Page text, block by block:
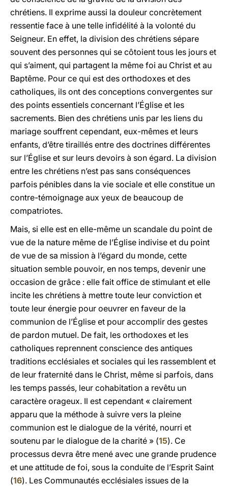
chrétiens. Il exprime aussi la douleur concrètement
ressentie face à une telle infidélité à la volonté du
Seigneur. En effet, la division des chrétiens sépare
souvent des personnes qui se côtoient tous les jours et
qui s’aiment, qui partagent la même foi au Christ et au
Baptême. Pour ce qui est des orthodoxes et des
catholiques, ils ont des conceptions convergentes sur
des points essentiels concernant l’Église et les
sacrements. Bien des chrétiens unis par les liens du
mariage souffrent cependant, eux-mêmes et leurs
enfants, d’être tiraillés entre des doctrines différentes
sur l’Église et sur leurs devoirs à son égard. La division
entre les chrétiens n’est pas sans conséquences
parfois pénibles dans la vie sociale et elle constitue un
contre-témoignage aux yeux de beaucoup de
compatriotes.
Mais, si elle est en elle-même un scandale du point de
vue de la nature même de l’Église indivise et du point
de vue de sa mission à l’égard du monde, cette
situation semble pouvoir, en nos temps, devenir une
occasion de grâce : elle fait office de stimulant et elle
incite les chrétiens à mettre toute leur conviction et
toute leur énergie pour oeuvrer en faveur de la
communion de l’Église et pour accomplir des gestes
de pardon mutuel. De fait, les orthodoxes et les
catholiques reprennent conscience des antiques
traditions ecclésiales et sociales qui les rassemblent et
de leur fraternité dans le Christ, même si parfois, dans
les temps passés, leur cohabitation a revêtu un
caractère orageux. Il est cependant « clairement
apparu que la méthode à suivre vers la pleine
communion est le dialogue de la vérité, nourri et
soutenu par le dialogue de la charité » (15). Ce
processus devra être mené avec une grande prudence
et une attitude de foi, sous la conduite de l’Esprit Saint
(16). Les Communautés ecclésiales issues de la